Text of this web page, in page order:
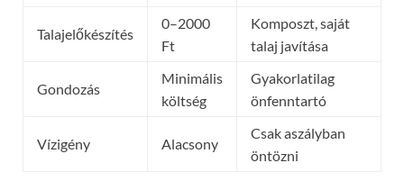
Talajelőkészítés
0–2000
Ft
Komposzt, saját
talaj javítása
Gondozás
Minimális
költség
Gyakorlatilag
önfenntartó
Vízigény Alacsony
Csak aszályban
öntözni